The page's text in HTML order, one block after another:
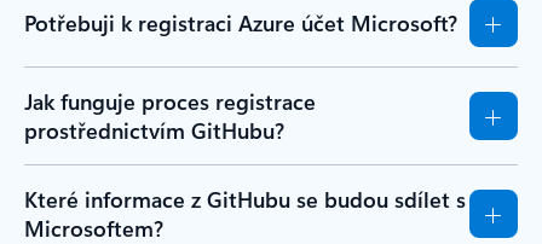
Potřebuji k registraci Azure účet Microsoft?
Jak funguje proces registrace
prostřednictvím GitHubu?
Které informace z GitHubu se budou sdílet s
Microsoftem?